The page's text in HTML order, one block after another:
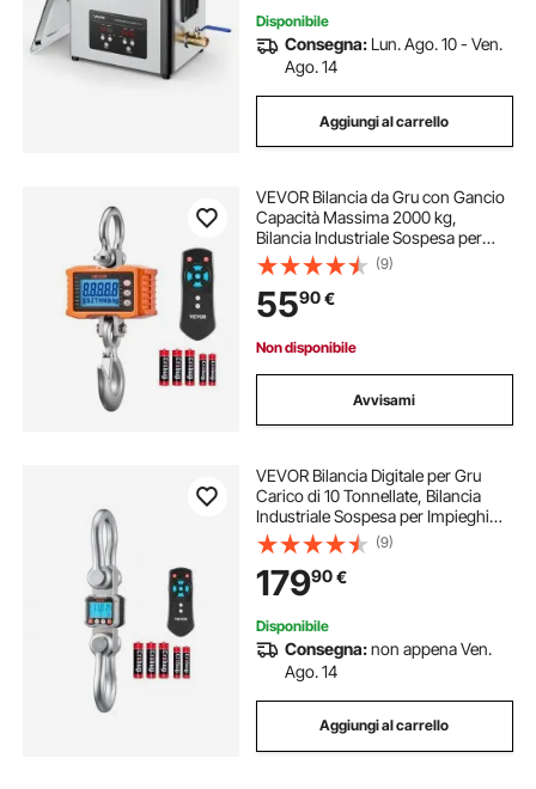
Disponibile
Consegna: Lun. Ago. 10 - Ven.
Ago. 14
Aggiungi al carrello
VEVOR Bilancia da Gru con Gancio
Capacità Massima 2000 kg,
Bilancia Industriale Sospesa per
Impieghi Gravosi con Cassa in
Alluminio Pressofuso e Display
LCD, Divisione 500 g e Interruttore a
3 Unità
(9)
5590€
Non disponibile
Avvisami
VEVOR Bilancia Digitale per Gru
Carico di 10 Tonnellate, Bilancia
Industriale Sospesa per Impieghi
Gravosi con Cassa in Alluminio
Pressofuso e Display LCD, Divisione
da 2 kg e Interruttore a 3 Unità
(9)
17990€
Disponibile
Consegna:non appena Ven.
Ago. 14
Aggiungi al carrello